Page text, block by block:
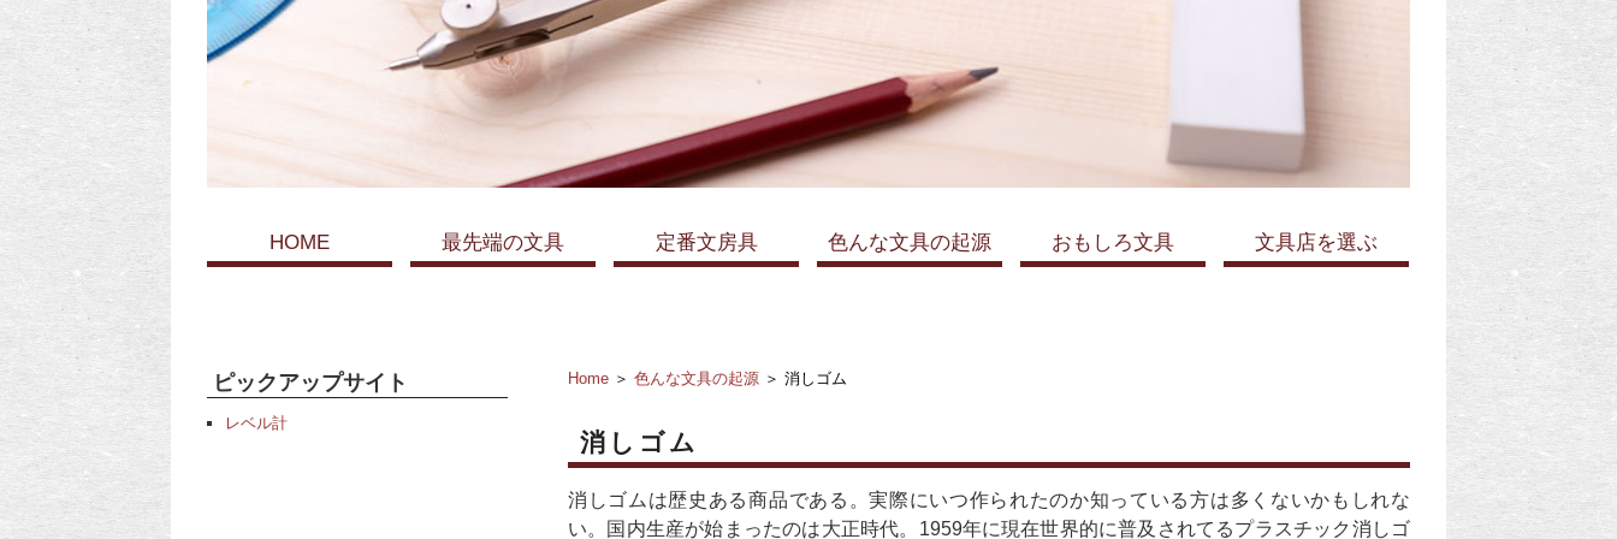
HOME 最先端の文具 定番文房具 色んな文具の起源 おもしろ文具 文具店を選ぶ
Home ＞ 色んな文具の起源 ＞ 消しゴム
消しゴム
消しゴムは歴史ある商品である。実際にいつ作られたのか知っている方は多くないかもしれな
い。国内生産が始まったのは大正時代。1959年に現在世界的に普及されてるプラスチック消しゴ
ピックアップサイト
レベル計